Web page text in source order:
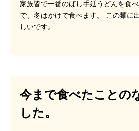
家族皆で一番のばし手延うどんを食
で、冬はかけで食べます。
この麺に
しいです。
今まで食べたことの
した。